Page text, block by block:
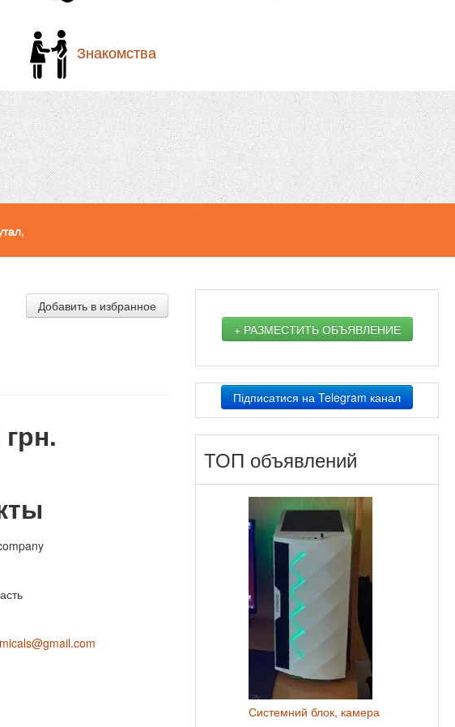
Знакомства
Добавить в избранное
+ РАЗМЕСТИТЬ ОБЪЯВЛЕНИЕ
Підписатися на Telegram канал
ТОП объявлений
Системний блок, камера